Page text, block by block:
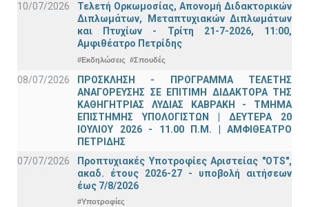
10/07/2026
Τελετή Ορκωμοσίας, Απονομή Διδακτορικών
Διπλωμάτων, Μεταπτυχιακών Διπλωμάτων
και Πτυχίων - Τρίτη 21-7-2026, 11:00,
Αμφιθέατρο Πετρίδης
#Εκδηλώσεις #Σπουδές
08/07/2026
ΠΡΟΣΚΛΗΣΗ - ΠΡΟΓΡΑΜΜΑ ΤΕΛΕΤΗΣ
ΑΝΑΓΟΡΕΥΣΗΣ ΣΕ ΕΠΙΤΙΜΗ ΔΙΔΑΚΤΟΡΑ ΤΗΣ
ΚΑΘΗΓΗΤΡΙΑΣ ΛΥΔΙΑΣ ΚΑΒΡΑΚΗ - ΤΜΗΜΑ
ΕΠΙΣΤΗΜΗΣ ΥΠΟΛΟΓΙΣΤΩΝ | ΔΕΥΤΕΡΑ 20
ΙΟΥΛΙΟΥ 2026 - 11.00 Π.Μ. | ΑΜΦΙΘΕΑΤΡΟ
ΠΕΤΡΙΔΗΣ
07/07/2026
Προπτυχιακές Υποτροφίες Αριστείας "OTS",
ακαδ. έτους 2026-27 - υποβολή αιτήσεων
έως 7/8/2026
#Υποτροφίες